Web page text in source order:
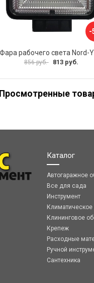
-
856 руб. 813 руб.
Просмотренные
Каталог
Автогаражное
Все для сада
Инструмент
Клининговое
Крепеж
Расходные
Ручной
Сантехника